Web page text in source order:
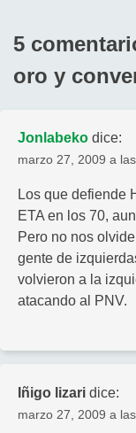
5
oro y
Jonlabeko dice:
marzo 27, 2009 a
Los que defiende
ETA en los 70,
Pero no nos
gente de
volvieron a la
atacando al PNV.
Iñigo lizari dice:
marzo 27, 2009 a